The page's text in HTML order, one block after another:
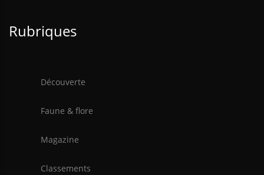
Rubriques
Découverte
Faune & flore
Magazine
Classements